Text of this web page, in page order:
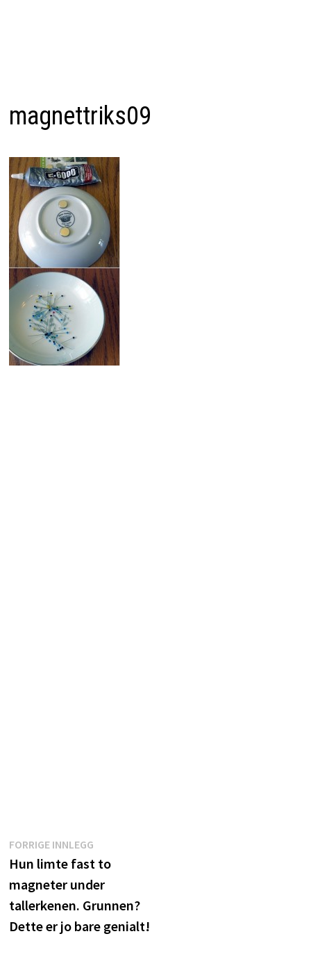
magnettriks09
Innleggsnavigasjon
FORRIGE INNLEGGForrige
innlegg:
Hun limte fast to
magneter under
tallerkenen. Grunnen?
Dette er jo bare genialt!